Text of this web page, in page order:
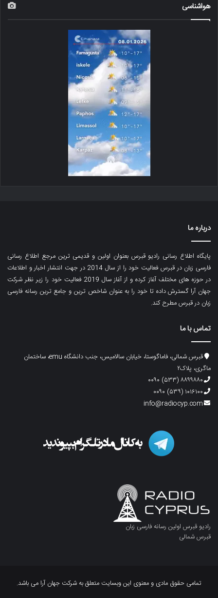
هواشناسی
درباره ما
پایگاه اطلاع رسانی رادیو قبرس بعنوان اولین و قدیمی ترین مرجع اطلاع رسانی
فارسی زبان در قبرس فعالیت خود را از سال 2014 در جهت انتشار اخبار و اطلاعات
در حوزه های مختلف آغاز کرده و از آغاز سال 2019 فعالیت خود را زیر نظر شرکت
جهان آرا گسترش داده تا خود را به عنوان شاخص ترین و جامع ترین رسانه فارسی
زبان در قبرس مطرح کند.
تماس با ما
قبرس شمالی، فاماگوستا، خیابان سالامیس، جنب دانشگاه emu، ساختمان
ماگری، پلاک۲
۸۸۹۹۸۸۰ (۵۳۳) ۰۰۹۰
۱۰۱۶۱۰۰ (۵۳۹) ۰۰۹۰
info@radiocyp.com
رادیو قبرس اولین رسانه فارسی زبان
قبرس شمالی
تمامی حقوق مادی و معنوی این وبسایت متعلق به شرکت جهان آرا می باشد.